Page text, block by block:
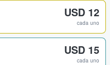
USD 12
cada uno
USD 15
cada uno